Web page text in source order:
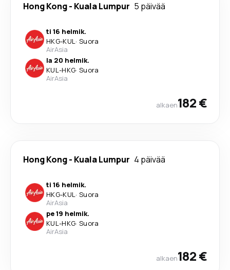
Hong Kong- Kuala Lumpur 5 päivää
ti 16 helmik.
HKG-KUL· Suora
AirAsia
la 20 helmik.
KUL-HKG· Suora
AirAsia
alkaen182 €
Hong Kong- Kuala Lumpur 4 päivää
ti 16 helmik.
HKG-KUL· Suora
AirAsia
pe 19 helmik.
KUL-HKG· Suora
AirAsia
alkaen182 €